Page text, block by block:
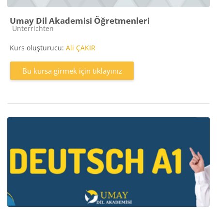
Umay Dil Akademisi Öğretmenleri
Kurs kategorisi
Unterrichten
Kurs oluşturucu: Ali ÇAKIR
Bu kursa girmek için tıklayınız